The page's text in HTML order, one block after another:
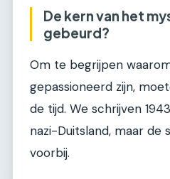
De kern van het
gebeurd?
Om te begrijpen
gepassioneerd zijn,
de tijd. We schrijven
nazi-Duitsland, maar de
voorbij.